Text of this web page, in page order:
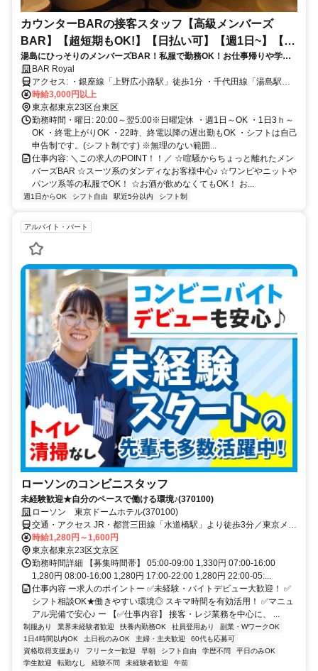
カウンターBARの接客スタッフ【高級メンバーズ
BAR】【超短期もOK!】【日払い可】【週1日~】【私
服勤務】
湯島にひっそりのメンバーズBAR！私服で勤務OK！お仕事帰りや学校
帰りにもそのまま勤務可☆髪型やカラーも自由です♪
BAR Royal
アクセス: ・銀座線「上野広小路駅」徒歩1分 ・千代田線「湯島駅」
徒歩3分 ・JR線「御徒町駅」徒歩5分 ・JR線「上野駅」徒歩6分 ・
JR線「秋葉原駅」徒歩8分
時給3,000円以上
東京都東京23区台東区
勤務時間・曜日: 20:00～翌5:00※日曜定休 ・週1日～OK ・1日3ｈ～
OK ・終電上がりOK ・22時、終電以降の遅出勤もOK ・シフトは自己
申告制です。(シフト制です) ※無理のない範囲...
仕事内容: ＼この求人のPOINT！！／ ☆喧騒からちょっと離れたメン
バーズBAR ☆スーツ系のダンディなお客様中心♪ ☆ワンピやニットや
パンツ系等の私服でOK！ ☆お酒が飲めなくてもOK！ お...
週1日からOK シフト自由 駅近5分以内 シフト制
アルバイト・パート
ローソンのコンビニスタッフ
未経験歓迎★自分のペースで働ける環境♪(370100)
ローソン 東京ドームホテル(370100)
交通・アクセス JR・都営三田線「水道橋駅」より徒歩3分／東京メト
ロ「後楽園駅」より徒歩10分
時給1,280円～1,600円
東京都東京23区文京区
勤務時間詳細 【募集時間帯】 05:00-09:00 1,330円 07:00-16:00
1,280円 08:00-16:00 1,280円 17:00-22:00 1,280円 22:00-05:...
仕事内容 ー求人のポイントー ✅未経験・バイトデビュー大歓迎！ ✅
シフト相談OK★働きやすい環境◎ スキマ時間を有効活用！ ✅マニュ
アル完備で安心♪ ー 【✅仕事内容】 接客・レジ業務を中心に、 ...
制服あり 業界未経験者歓迎 扶養内勤務OK 社員登用あり
副業・WワークOK
1日4時間以内OK
土日祝のみOK 主婦・主夫歓迎
60代も応募可
資格取得支援あり
フリーター歓迎 早朝 シフト自由 学歴不問
平日のみOK
学生歓迎
転勤なし 経験不問 未経験者歓迎 午前